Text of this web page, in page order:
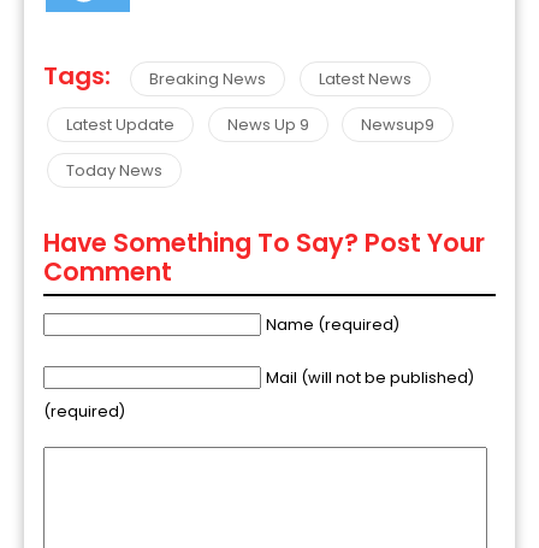
Tags: Breaking News
Latest News
Latest Update
News Up 9
Newsup9
Today News
Have Something To Say? Post Your
Comment
Name (required)
Mail (will not be published)
(required)